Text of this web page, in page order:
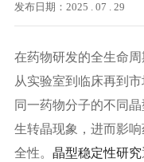
发布日期：2025 . 07 . 29
在药物研发的全生命
从实验室到临床再到
同一药物分子的不同
生转晶现象，进而影
全性。 晶型稳定性研究